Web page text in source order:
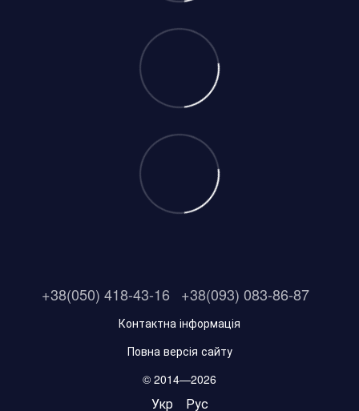
+38(050) 418-43-16 +38(093) 083-86-87
Контактна інформація
Повна версія сайту
© 2014—2026
Укр Рус